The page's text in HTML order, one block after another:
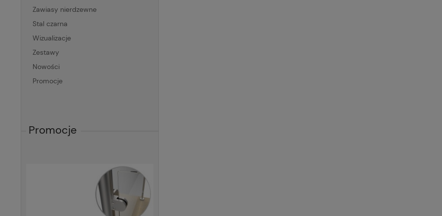
Zawiasy nierdzewne
Stal czarna
Wizualizacje
Zestawy
Nowości
Promocje
Promocje